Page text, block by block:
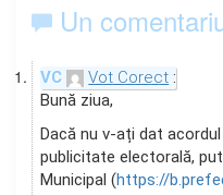
Un
Vot Corect
Bună ziua,
Dacă nu v-ați dat
publicitate electorală,
Municipal (https://